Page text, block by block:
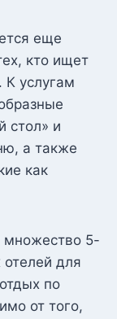
еще
кто ищет
К услугам
стол» и
а также
как
множество 5-
отелей для
по
от того,